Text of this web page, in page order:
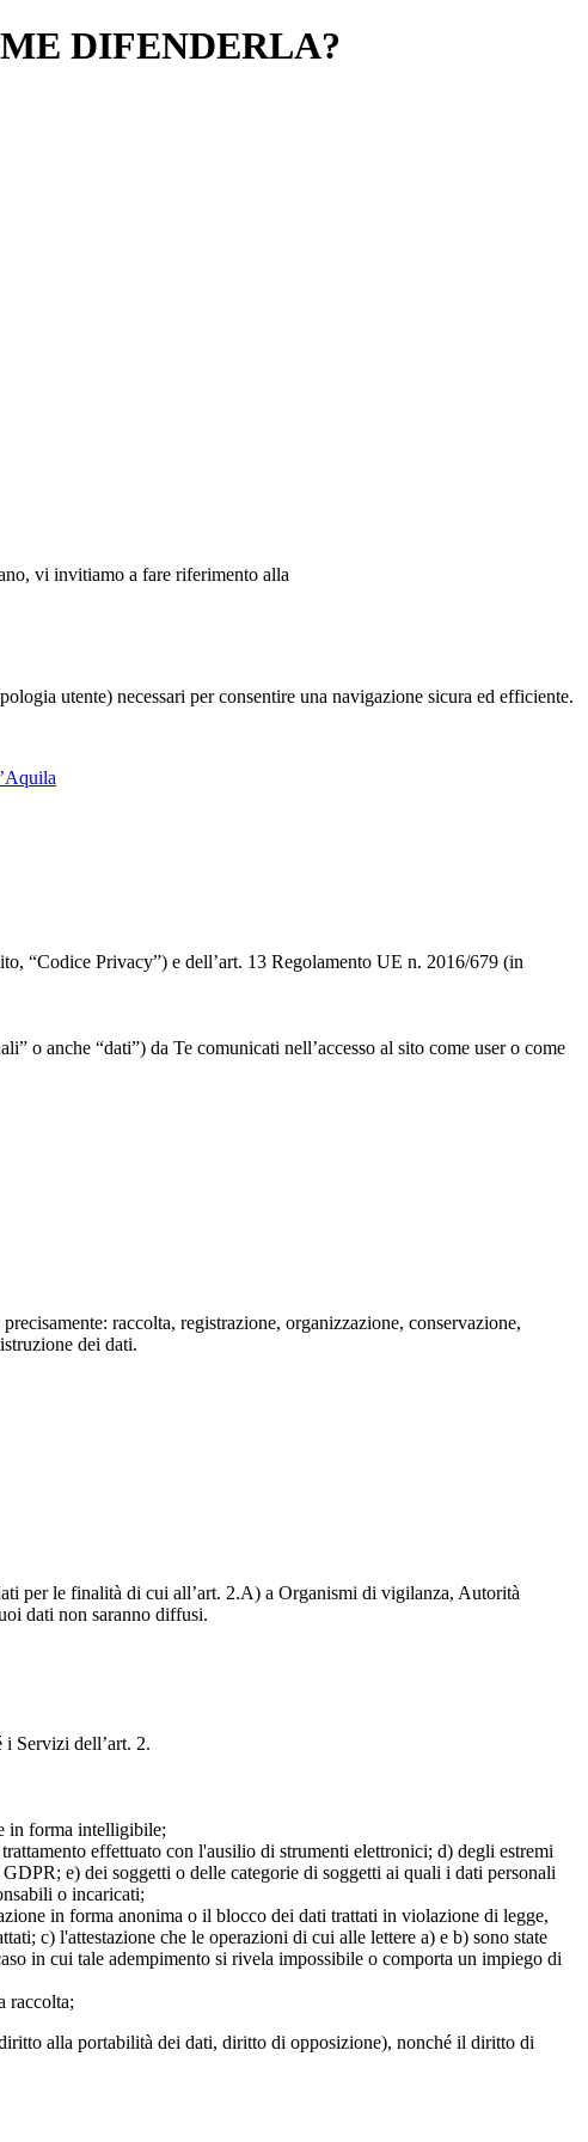
DIFENDERLA?
vi invitiamo a fare riferimento alla
utente) necessari per consentire una navigazione sicura ed efficiente.
“Codice Privacy”) e dell’art. 13 Regolamento UE n. 2016/679 (in
o anche “dati”) da Te comunicati nell’accesso al sito come user o come
raccolta, registrazione, organizzazione, conservazione,
dei dati.
per le finalità di cui all’art. 2.A) a Organismi di vigilanza, Autorità
dati non saranno diffusi.
Servizi dell’art. 2.
in forma intelligibile;
effettuato con l'ausilio di strumenti elettronici; d) degli estremi
e) dei soggetti o delle categorie di soggetti ai quali i dati personali
o incaricati;
in forma anonima o il blocco dei dati trattati in violazione di legge,
c) l'attestazione che le operazioni di cui alle lettere a) e b) sono state
in cui tale adempimento si rivela impossibile o comporta un impiego di
raccolta;
alla portabilità dei dati, diritto di opposizione), nonché il diritto di